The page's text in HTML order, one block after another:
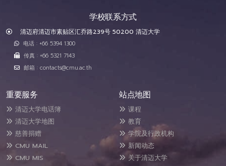
学校联系方式
清迈府清迈市素贴区汇乔路239号 50200 清迈大学
电话 : +66 5394 1300
传真 : +66 5321 7143
邮箱 : contacts@cmu.ac.th
重要服务
清迈大学电话簿
清迈大学地图
慈善捐赠
CMU MAIL
CMU MIS
站点地图
课程
教育
学院及行政机构
新闻动态
关于清迈大学